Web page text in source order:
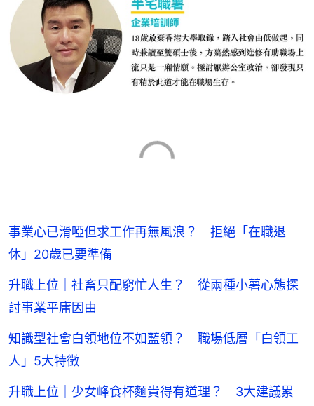
事業心已滑啞但求工作再無風浪？ 拒絕「在職退
休」20歲已要準備
升職上位｜社畜只配窮忙人生？ 從兩種小薯心態探
討事業平庸因由
知識型社會白領地位不如藍領？ 職場低層「白領工
人」5大特徵
升職上位｜少女峰食杯麵貴得有道理？ 3大建議累